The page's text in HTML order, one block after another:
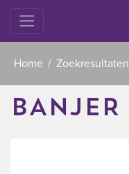
Home Zoekresultaten
BANJER